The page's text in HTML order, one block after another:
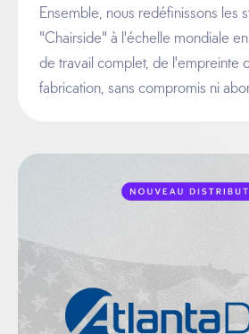
Ensemble, nous redéfinissons les
"Chairside" à l'échelle mondiale
de travail complet, de l'empreinte
fabrication, sans compromis ni